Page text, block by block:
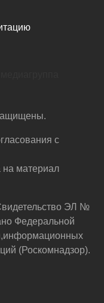
с
на материал
ЭЛ №
Федеральной
(Роскомнадзор).